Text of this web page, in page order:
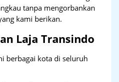
tanpa mengorbankan
kami berikan.
Laja Transindo
berbagai kota di seluruh